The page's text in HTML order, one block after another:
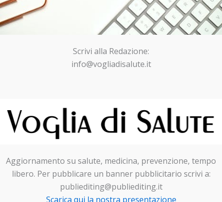
Scrivi alla Redazione:
info@vogliadisalute.it
Aggiornamento su salute, medicina, prevenzione, tempo
libero. Per pubblicare un banner pubblicitario scrivi a:
publiediting@publiediting.it
Scarica qui la nostra presentazione